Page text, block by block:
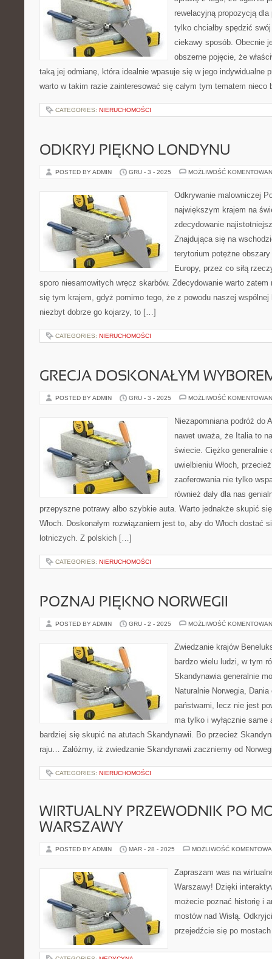
rewelacyjną propozycją
tylko chciałby spędzić
ciekawy sposób. Obecnie
obszerne pojęcie, że
taką jej odmianę, która idealnie wpasuje się w jego indywidualne
warto w takim razie zainteresować się całym tym tematem
CATEGORIES: NIERUCHOMOŚCI
ODKRYJ PIĘKNO LONDYNU
POSTED BY ADMIN GRU - 3 - 2025 MOŻLIWOŚĆ
Odkrywanie malowniczej
największym krajem na
zdecydowanie
Znajdująca się na
terytorium potężne
Europy, przez co siłą
sporo niesamowitych wręcz skarbów. Zdecydowanie warto
się tym krajem, gdyż pomimo tego, że z powodu naszej
niezbyt dobrze go kojarzy, to […]
CATEGORIES: NIERUCHOMOŚCI
GRECJA DOSKONAŁYM
POSTED BY ADMIN GRU - 3 - 2025 MOŻLIWOŚĆ
Niezapomniana podróż do
nawet uważa, że Italia to
świecie. Ciężko generalnie
uwielbieniu Włoch,
zaoferowania nie tylko
również dały dla nas
przepyszne potrawy albo szybkie auta. Warto jednakże skupić
Włoch. Doskonałym rozwiązaniem jest to, aby do Włoch dostać
lotniczych. Z polskich […]
CATEGORIES: NIERUCHOMOŚCI
POZNAJ PIĘKNO NORWEGII
POSTED BY ADMIN GRU - 2 - 2025 MOŻLIWOŚĆ
Zwiedzanie krajów
bardzo wielu ludzi, w tym
Skandynawia generalnie
Naturalnie Norwegia,
państwami, lecz nie jest
ma tylko i wyłącznie same
bardziej się skupić na atutach Skandynawii. Bo przecież
raju… Załóżmy, iż zwiedzanie Skandynawii zaczniemy od
CATEGORIES: NIERUCHOMOŚCI
WIRTUALNY PRZEWODNIK PO
WARSZAWY
POSTED BY ADMIN MAR - 28 - 2025 MOŻLIWOŚĆ
Zapraszam was na
Warszawy! Dzięki
możecie poznać historię i
mostów nad Wisłą.
przejedźcie się po